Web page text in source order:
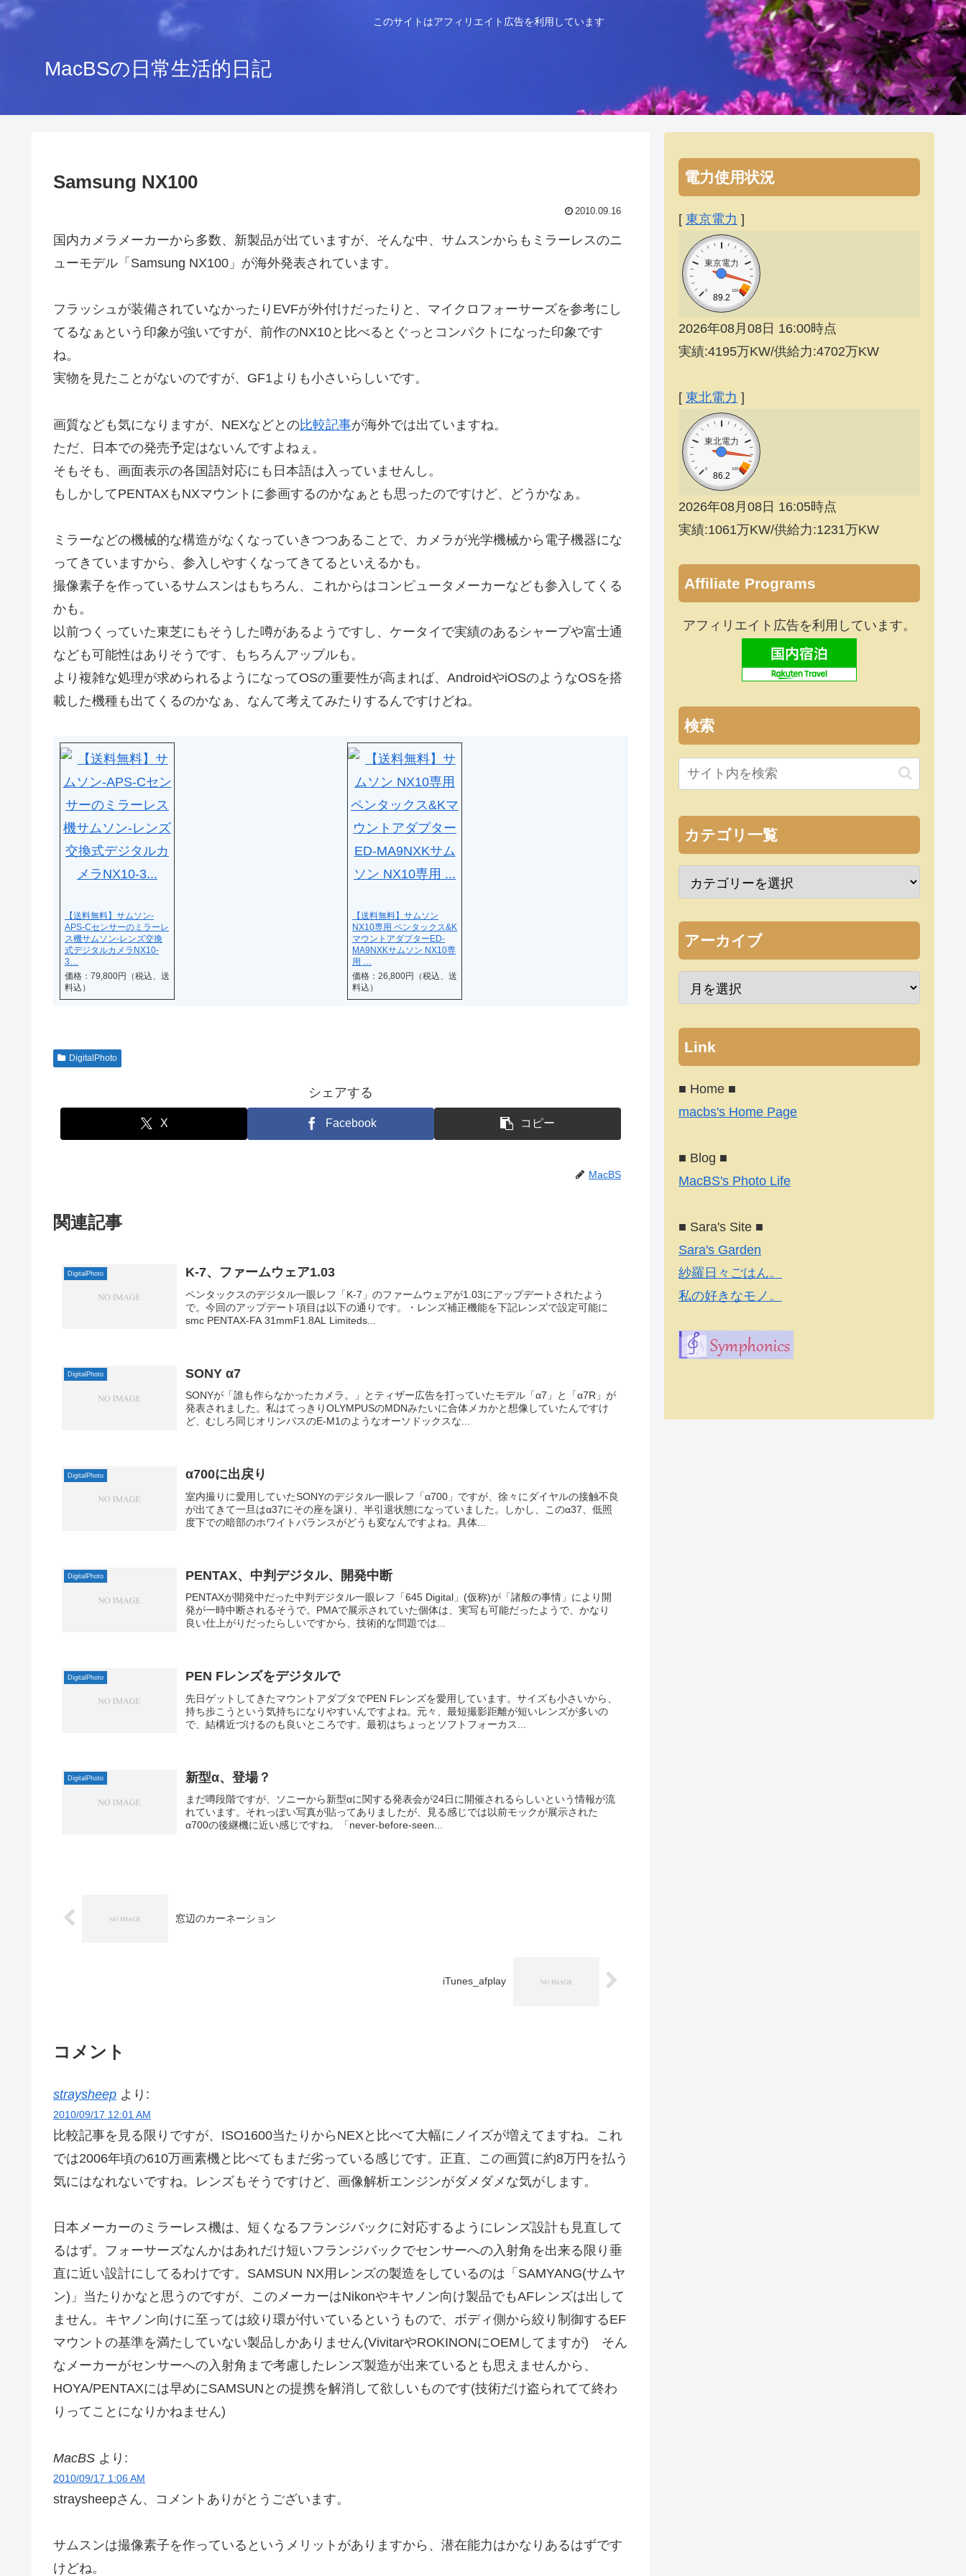
このサイトはアフィリエイト広告を利用しています
MacBSの日常生活的日記
Samsung NX100
2010.09.16
国内カメラメーカーから多数、新製品が出ていますが、そんな中、サムスンからもミラーレスのニ
ューモデル「Samsung NX100」が海外発表されています。
フラッシュが装備されていなかったりEVFが外付けだったりと、マイクロフォーサーズを参考にし
てるなぁという印象が強いですが、前作のNX10と比べるとぐっとコンパクトになった印象です
ね。
実物を見たことがないのですが、GF1よりも小さいらしいです。
画質なども気になりますが、NEXなどとの比較記事が海外では出ていますね。
ただ、日本での発売予定はないんですよねぇ。
そもそも、画面表示の各国語対応にも日本語は入っていませんし。
もしかしてPENTAXもNXマウントに参画するのかなぁとも思ったのですけど、どうかなぁ。
ミラーなどの機械的な構造がなくなっていきつつあることで、カメラが光学機械から電子機器にな
ってきていますから、参入しやすくなってきてるといえるかも。
撮像素子を作っているサムスンはもちろん、これからはコンピュータメーカーなども参入してくる
かも。
以前つくっていた東芝にもそうした噂があるようですし、ケータイで実績のあるシャープや富士通
なども可能性はありそうです、もちろんアップルも。
より複雑な処理が求められるようになってOSの重要性が高まれば、AndroidやiOSのようなOSを搭
載した機種も出てくるのかなぁ、なんて考えてみたりするんですけどね。
【送料無料】サムソン-
APS-Cセンサーのミラーレ
ス機サムソン-レンズ交換
式デジタルカメラNX10-
3…
価格：79,800円（税込、送
料込）
【送料無料】サムソン
NX10専用 ペンタックス&K
マウントアダプターED-
MA9NXKサムソン NX10専
用 …
価格：26,800円（税込、送
料込）
DigitalPhoto
シェアする
X Facebook コピー
MacBS
関連記事
DigitalPhoto K-7、ファームウェア1.03
ペンタックスのデジタル一眼レフ「K-7」のファームウェアが1.03にアップデートされたよう
で。今回のアップデート項目は以下の通りです。・レンズ補正機能を下記レンズで設定可能に
smc PENTAX-FA 31mmF1.8AL Limiteds...
DigitalPhoto SONY α7
SONYが「誰も作らなかったカメラ。」とティザー広告を打っていたモデル「α7」と「α7R」が
発表されました。私はてっきりOLYMPUSのMDNみたいに合体メカかと想像していたんですけ
ど、むしろ同じオリンパスのE-M1のようなオーソドックスな...
DigitalPhoto α700に出戻り
室内撮りに愛用していたSONYのデジタル一眼レフ「α700」ですが、徐々にダイヤルの接触不良
が出てきて一旦はα37にその座を譲り、半引退状態になっていました。しかし、このα37、低照
度下での暗部のホワイトバランスがどうも変なんですよね。具体...
DigitalPhoto PENTAX、中判デジタル、開発中断
PENTAXが開発中だった中判デジタル一眼レフ「645 Digital」(仮称)が「諸般の事情」により開
発が一時中断されるそうで。PMAで展示されていた個体は、実写も可能だったようで、かなり
良い仕上がりだったらしいですから、技術的な問題では...
DigitalPhoto PEN Fレンズをデジタルで
先日ゲットしてきたマウントアダプタでPEN Fレンズを愛用しています。サイズも小さいから、
持ち歩こうという気持ちになりやすいんですよね。元々、最短撮影距離が短いレンズが多いの
で、結構近づけるのも良いところです。最初はちょっとソフトフォーカス...
DigitalPhoto 新型α、登場？
まだ噂段階ですが、ソニーから新型αに関する発表会が24日に開催されるらしいという情報が流
れています。それっぽい写真が貼ってありましたが、見る感じでは以前モックが展示された
α700の後継機に近い感じですね。「never-before-seen...
窓辺のカーネーション
iTunes_afplay
コメント
straysheep より:
2010/09/17 12:01 AM
比較記事を見る限りですが、ISO1600当たりからNEXと比べて大幅にノイズが増えてますね。これ
では2006年頃の610万画素機と比べてもまだ劣っている感じです。正直、この画質に約8万円を払う
気にはなれないですね。レンズもそうですけど、画像解析エンジンがダメダメな気がします。
日本メーカーのミラーレス機は、短くなるフランジバックに対応するようにレンズ設計も見直して
るはず。フォーサーズなんかはあれだけ短いフランジバックでセンサーへの入射角を出来る限り垂
直に近い設計にしてるわけです。SAMSUN NX用レンズの製造をしているのは「SAMYANG(サムヤ
ン)」当たりかなと思うのですが、このメーカーはNikonやキヤノン向け製品でもAFレンズは出して
ません。キヤノン向けに至っては絞り環が付いているというもので、ボディ側から絞り制御するEF
マウントの基準を満たしていない製品しかありません(VivitarやROKINONにOEMしてますが) そん
なメーカーがセンサーへの入射角まで考慮したレンズ製造が出来ているとも思えませんから、
HOYA/PENTAXには早めにSAMSUNとの提携を解消して欲しいものです(技術だけ盗られてて終わ
りってことになりかねません)
MacBS より:
2010/09/17 1:06 AM
straysheepさん、コメントありがとうございます。
サムスンは撮像素子を作っているというメリットがありますから、潜在能力はかなりあるはずです
けどね。
電力使用状況
[ 東京電力 ]
東京電力
0 100
89.2
2026年08月08日 16:00時点
実績:4195万KW/供給力:4702万KW
[ 東北電力 ]
東北電力
0 100
86.2
2026年08月08日 16:05時点
実績:1061万KW/供給力:1231万KW
Affiliate Programs
アフィリエイト広告を利用しています。
検索
カテゴリ一覧
アーカイブ
Link
■ Home ■
macbs's Home Page
■ Blog ■
MacBS's Photo Life
■ Sara's Site ■
Sara's Garden
紗羅日々ごはん。
私の好きなモノ。